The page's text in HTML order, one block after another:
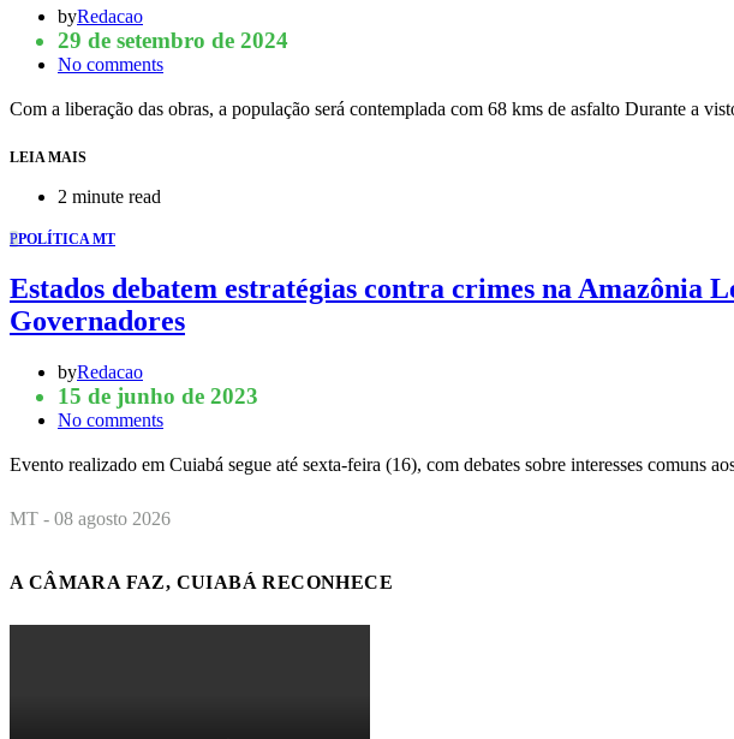
byRedacao
29 de setembro de 2024
No comments
Com a liberação das obras, a população será contemplada com 68 kms de asfalto Durante a
LEIA MAIS
2 minute read
PPOLÍTICA MT
Estados debatem estratégias contra crimes na Amazônia
Governadores
byRedacao
15 de junho de 2023
No comments
Evento realizado em Cuiabá segue até sexta-feira (16), com debates sobre interesses comuns
MT - 08 agosto 2026
A CÂMARA FAZ, CUIABÁ RECONHECE